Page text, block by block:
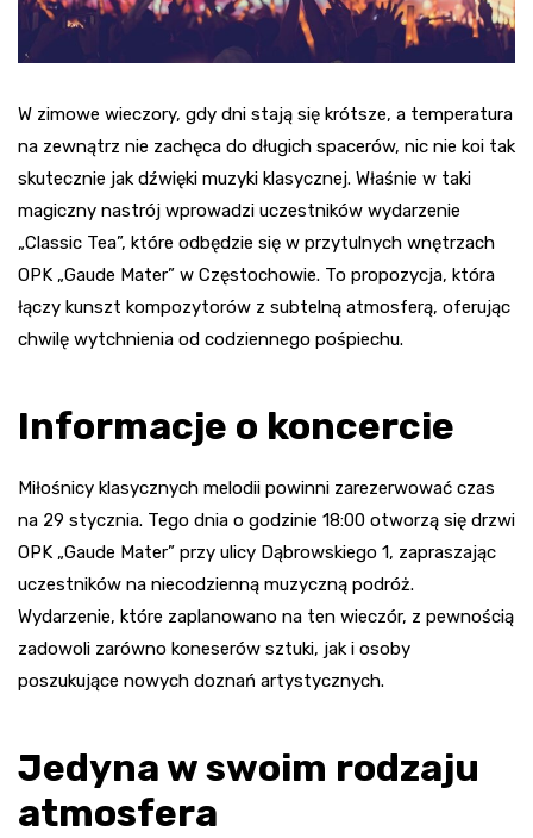
W zimowe wieczory, gdy dni stają się krótsze, a temperatura
na zewnątrz nie zachęca do długich spacerów, nic nie koi tak
skutecznie jak dźwięki muzyki klasycznej. Właśnie w taki
magiczny nastrój wprowadzi uczestników wydarzenie
„Classic Tea”, które odbędzie się w przytulnych wnętrzach
OPK „Gaude Mater” w Częstochowie. To propozycja, która
łączy kunszt kompozytorów z subtelną atmosferą, oferując
chwilę wytchnienia od codziennego pośpiechu.
Informacje o koncercie
Miłośnicy klasycznych melodii powinni zarezerwować czas
na 29 stycznia. Tego dnia o godzinie 18:00 otworzą się drzwi
OPK „Gaude Mater” przy ulicy Dąbrowskiego 1, zapraszając
uczestników na niecodzienną muzyczną podróż.
Wydarzenie, które zaplanowano na ten wieczór, z pewnością
zadowoli zarówno koneserów sztuki, jak i osoby
poszukujące nowych doznań artystycznych.
Jedyna w swoim rodzaju
atmosfera